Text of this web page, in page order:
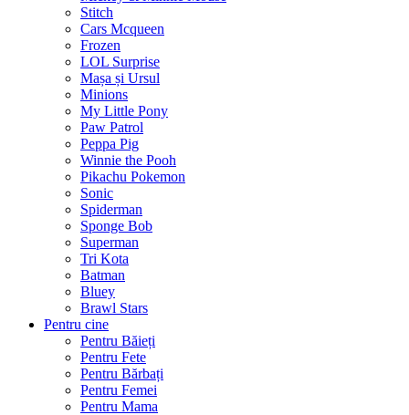
Stitch
Cars Mcqueen
Frozen
LOL Surprise
Mașa și Ursul
Minions
My Little Pony
Paw Patrol
Peppa Pig
Winnie the Pooh
Pikachu Pokemon
Sonic
Spiderman
Sponge Bob
Superman
Tri Kota
Batman
Bluey
Brawl Stars
Pentru cine
Pentru Băieți
Pentru Fete
Pentru Bărbați
Pentru Femei
Pentru Mama